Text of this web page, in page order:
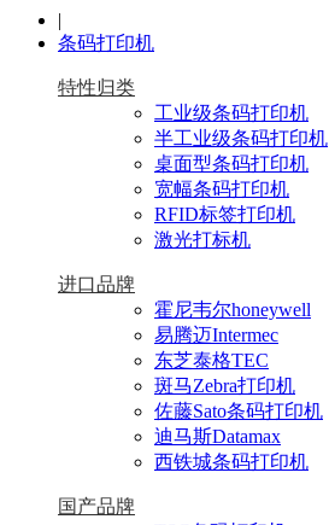
|
条码打印机
特性归类
工业级条码打印机
半工业级条码打印机
桌面型条码打印机
宽幅条码打印机
RFID标签打印机
激光打标机
进口品牌
霍尼韦尔honeywell
易腾迈Intermec
东芝泰格TEC
斑马Zebra打印机
佐藤Sato条码打印机
迪马斯Datamax
西铁城条码打印机
国产品牌